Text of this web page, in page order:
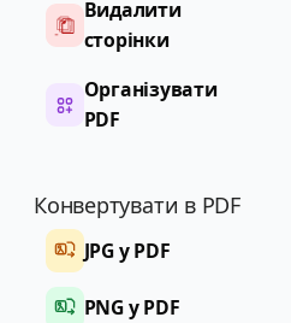
Видалити
сторінки
Організувати
PDF
Конвертувати в PDF
JPG у PDF
PNG у PDF